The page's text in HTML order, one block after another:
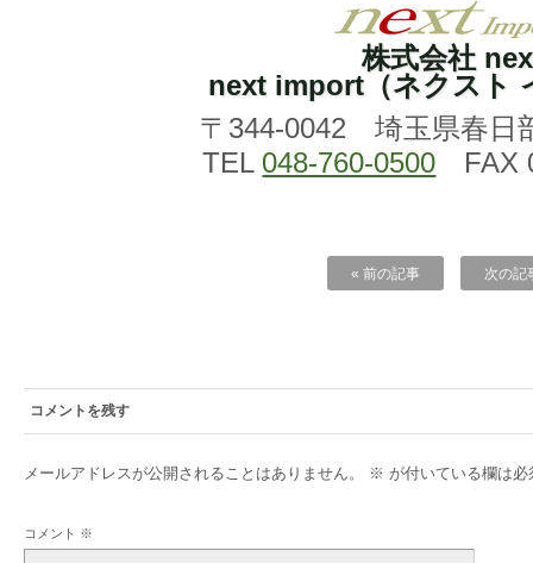
株式会社
next import（ネクスト
〒344-0042 埼玉県春日
TEL 048-760-0500 FAX
« 前の記事 次の記
コメントを残す
メールアドレスが公開されることはありません。 ※ が付いている欄は必
コメント ※